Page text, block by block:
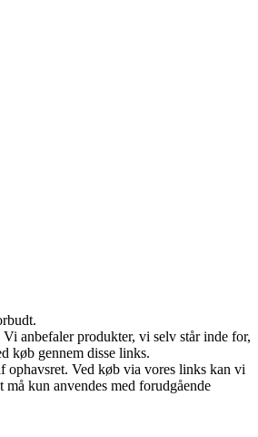
anbefaler produkter, vi selv står inde for,
køb gennem disse links.
ophavsret. Ved køb via vores links kan vi
kun anvendes med forudgående